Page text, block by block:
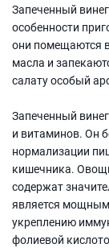
Запеченный
особенности
они помещаются
масла и
салату особый
Запеченный
и витаминов. Он
нормализации
кишечника.
содержат
является мощным
укреплению
фолиевой